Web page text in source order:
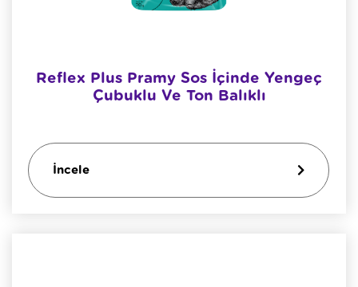
Reflex Plus Pramy Sos İçinde Yengeç
Çubuklu Ve Ton Balıklı
İncele